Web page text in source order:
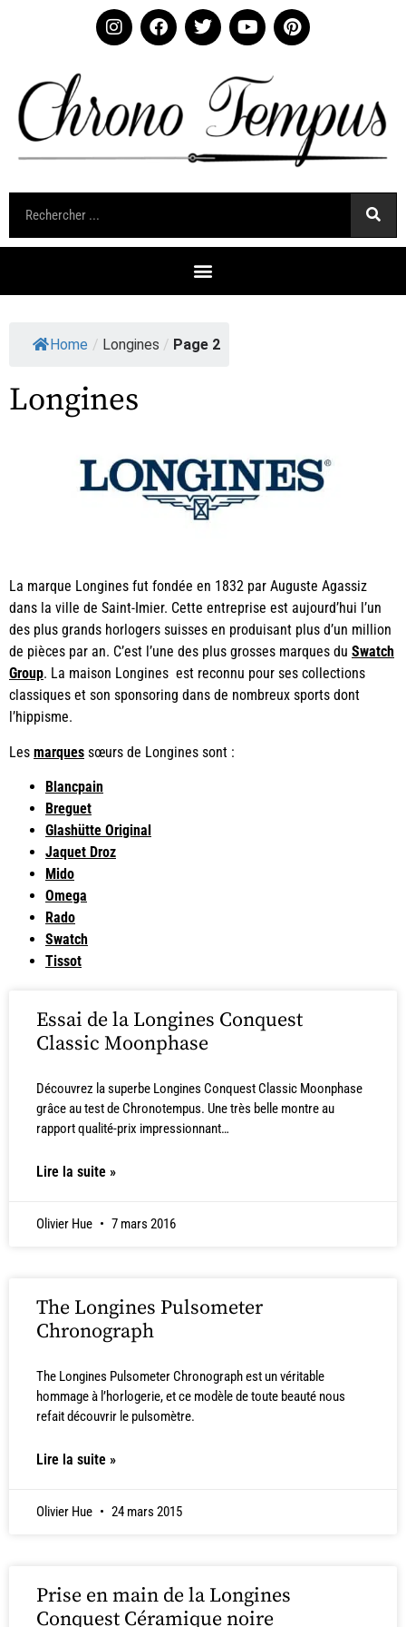
Home / Longines / Page 2
Longines
La marque Longines fut fondée en 1832 par Auguste Agassiz
dans la ville de Saint-Imier. Cette entreprise est aujourd’hui l’un
des plus grands horlogers suisses en produisant plus d’un million
de pièces par an. C’est l’une des plus grosses marques du Swatch
Group. La maison Longines est reconnu pour ses collections
classiques et son sponsoring dans de nombreux sports dont
l’hippisme.
Les marques sœurs de Longines sont :
Blancpain
Breguet
Glashütte Original
Jaquet Droz
Mido
Omega
Rado
Swatch
Tissot
Essai de la Longines Conquest
Classic Moonphase
Découvrez la superbe Longines Conquest Classic Moonphase
grâce au test de Chronotempus. Une très belle montre au
rapport qualité-prix impressionnant…
Lire la suite »
Olivier Hue 7 mars 2016
The Longines Pulsometer
Chronograph
The Longines Pulsometer Chronograph est un véritable
hommage à l’horlogerie, et ce modèle de toute beauté nous
refait découvrir le pulsomètre.
Lire la suite »
Olivier Hue 24 mars 2015
Prise en main de la Longines
Conquest Céramique noire